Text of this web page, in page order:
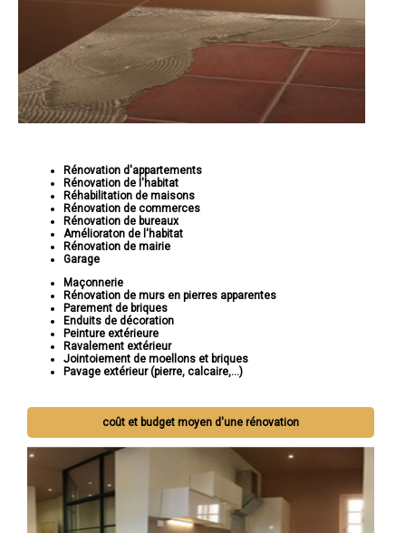
Rénovation d'appartements
Rénovation de l'habitat
Réhabilitation de maisons
Rénovation de commerces
Rénovation de bureaux
Amélioraton de l'habitat
Rénovation de mairie
Garage
Maçonnerie
Rénovation de murs en pierres apparentes
Parement de briques
Enduits de décoration
Peinture extérieure
Ravalement extérieur
Jointoiement de moellons et briques
Pavage extérieur (pierre, calcaire,...)
coût et budget moyen d'une rénovation